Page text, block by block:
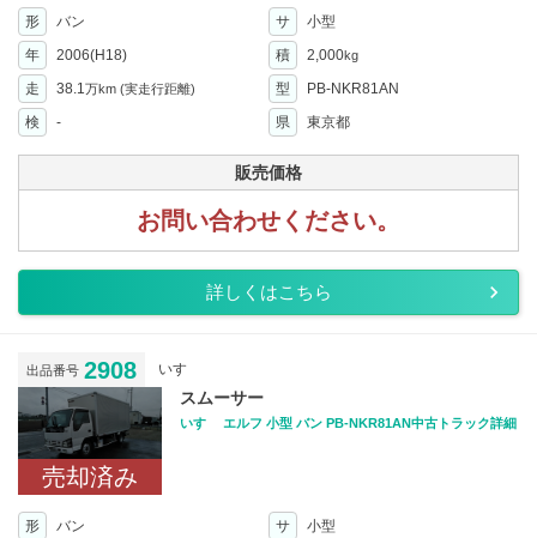
形 バン サ
小型
年
2006(H18) 積 2,000kg
走 38.1 万km (実走行距離) 型
PB-NKR81AN
検
- 県 東京都
販売価格
お問い合わせください。
詳しくはこちら
出品番号 2908 いすゞ
売却済み
スムーサー
いすゞ エルフ 小型 バン PB-NKR81AN中古トラック詳細
形 バン サ
小型